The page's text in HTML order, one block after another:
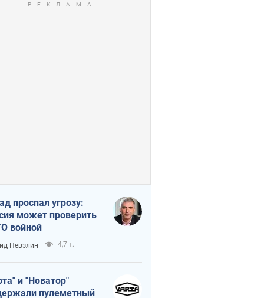
проспал угрозу:
может проверить
войной
Невзлин 4,7 т.
и "Новатор"
пулеметный